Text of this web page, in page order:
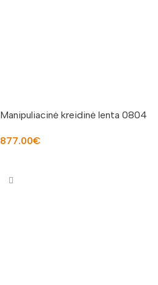
Manipuliacinė kreidinė lenta 0804
877.00€